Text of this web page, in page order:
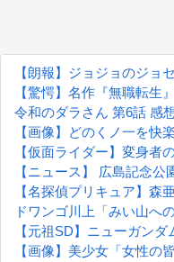
【朗報】ジョジョのジ
【驚愕】名作『無職転
令和のダラさん 第6話 感
【画像】どのくノ一を快
【仮面ライダー】変身者
【ニュース】 広島記念
【名探偵プリキュア】
ドワンゴ川上「みい山へ
【元祖SD】ニューガン
【画像】美少女「女性の